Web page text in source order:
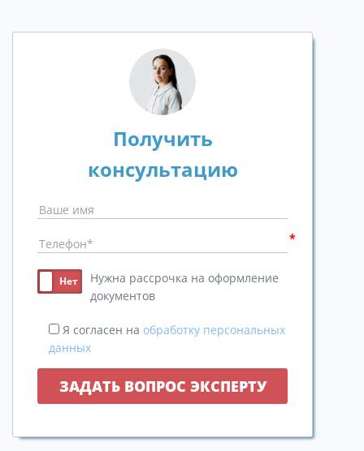
Получить
консультацию
Нужна рассрочка на оформление
документов
Я согласен на обработку персональных
данных